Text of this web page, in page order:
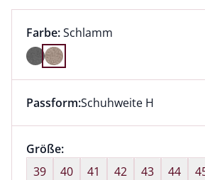
Farbauswahl:
Farbe:aktuell ausgewählt:
Schlamm
Farbe Schlamm ausgewählt
Dieser Artikel hat die Passform
Passform:Schuhweite H
Größenauswahl:
Größe:nichts ausgewählt
39
40 41 42 43 44